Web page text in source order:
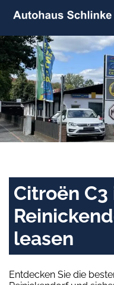
Citroën C3
leasen
Entdecken Sie die